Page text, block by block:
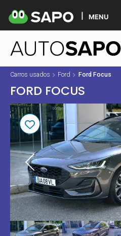
MENU
Carros usados Ford Ford Focus
FORD FOCUS